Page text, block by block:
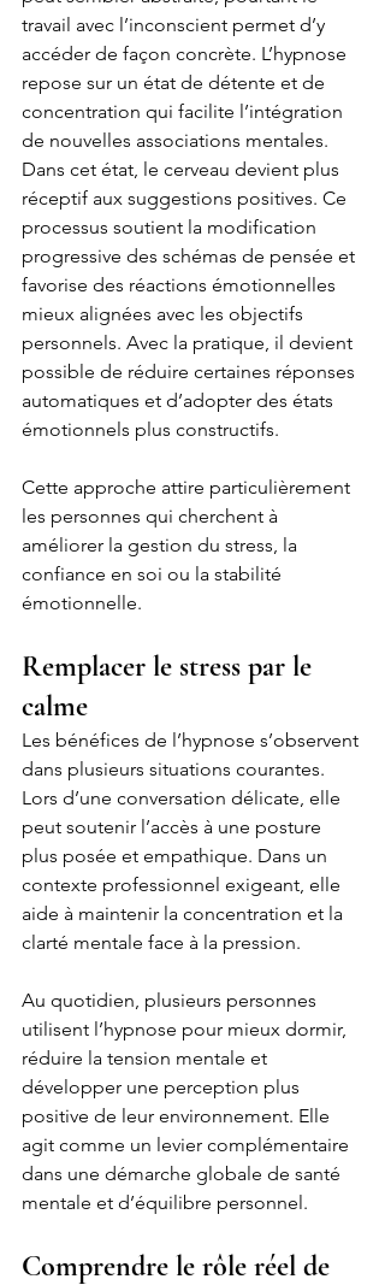
travail avec l’inconscient permet d’y
accéder de façon concrète. L’hypnose
repose sur un état de détente et de
concentration qui facilite l’intégration
de nouvelles associations mentales.
Dans cet état, le cerveau devient plus
réceptif aux suggestions positives. Ce
processus soutient la modification
progressive des schémas de pensée et
favorise des réactions émotionnelles
mieux alignées avec les objectifs
personnels. Avec la pratique, il devient
possible de réduire certaines réponses
automatiques et d’adopter des états
émotionnels plus constructifs.
Cette approche attire particulièrement
les personnes qui cherchent à
améliorer la gestion du stress, la
confiance en soi ou la stabilité
émotionnelle.
Remplacer le stress par le
calme
Les bénéfices de l’hypnose s’observent
dans plusieurs situations courantes.
Lors d’une conversation délicate, elle
peut soutenir l’accès à une posture
plus posée et empathique. Dans un
contexte professionnel exigeant, elle
aide à maintenir la concentration et la
clarté mentale face à la pression.
Au quotidien, plusieurs personnes
utilisent l’hypnose pour mieux dormir,
réduire la tension mentale et
développer une perception plus
positive de leur environnement. Elle
agit comme un levier complémentaire
dans une démarche globale de santé
mentale et d’équilibre personnel.
Comprendre le rôle réel de